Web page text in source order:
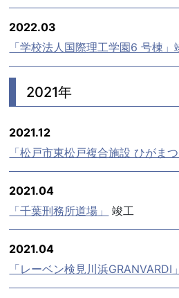
2022.03
「学校法人国際理工学園6 号棟」
2021年
2021.12
「松戸市東松戸複合施設 ひがま
2021.04
「千葉刑務所道場」
竣工
2021.04
「レーベン検見川浜GRANVARDI」